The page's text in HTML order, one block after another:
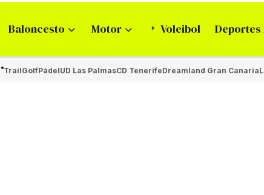
Baloncesto Motor Voleibol
TrailGolfPádelUD Las PalmasCD TenerifeDreamland Gran Canaria